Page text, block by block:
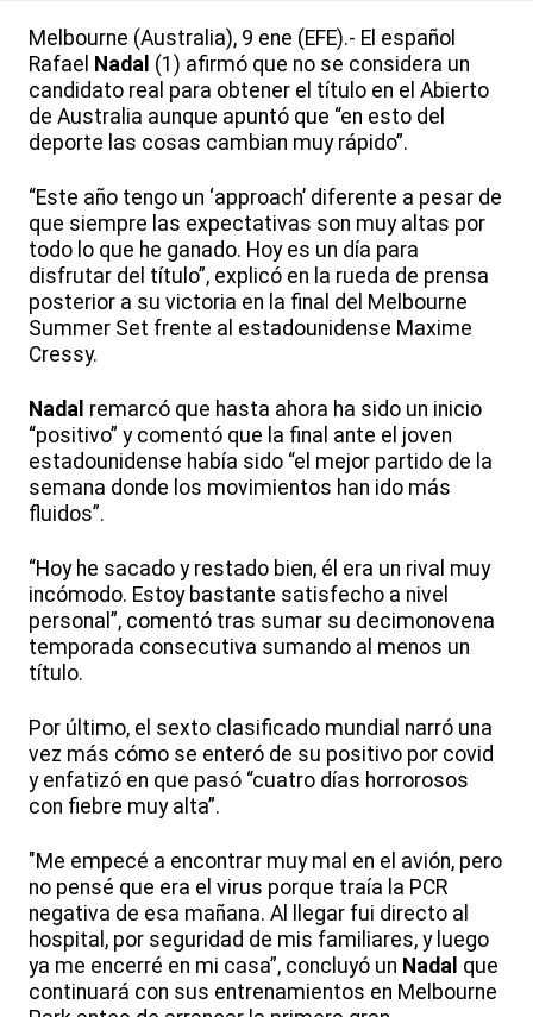
Melbourne (Australia), 9 ene (EFE).- El español
Rafael Nadal (1) afirmó que no se considera un
candidato real para obtener el título en el Abierto
de Australia aunque apuntó que “en esto del
deporte las cosas cambian muy rápido”.
“Este año tengo un ‘approach’ diferente a pesar de
que siempre las expectativas son muy altas por
todo lo que he ganado. Hoy es un día para
disfrutar del título”, explicó en la rueda de prensa
posterior a su victoria en la final del Melbourne
Summer Set frente al estadounidense Maxime
Cressy.
Nadal remarcó que hasta ahora ha sido un inicio
“positivo” y comentó que la final ante el joven
estadounidense había sido “el mejor partido de la
semana donde los movimientos han ido más
fluidos”.
“Hoy he sacado y restado bien, él era un rival muy
incómodo. Estoy bastante satisfecho a nivel
personal”, comentó tras sumar su decimonovena
temporada consecutiva sumando al menos un
título.
Por último, el sexto clasificado mundial narró una
vez más cómo se enteró de su positivo por covid
y enfatizó en que pasó “cuatro días horrorosos
con fiebre muy alta”.
"Me empecé a encontrar muy mal en el avión, pero
no pensé que era el virus porque traía la PCR
negativa de esa mañana. Al llegar fui directo al
hospital, por seguridad de mis familiares, y luego
ya me encerré en mi casa”, concluyó un Nadal que
continuará con sus entrenamientos en Melbourne